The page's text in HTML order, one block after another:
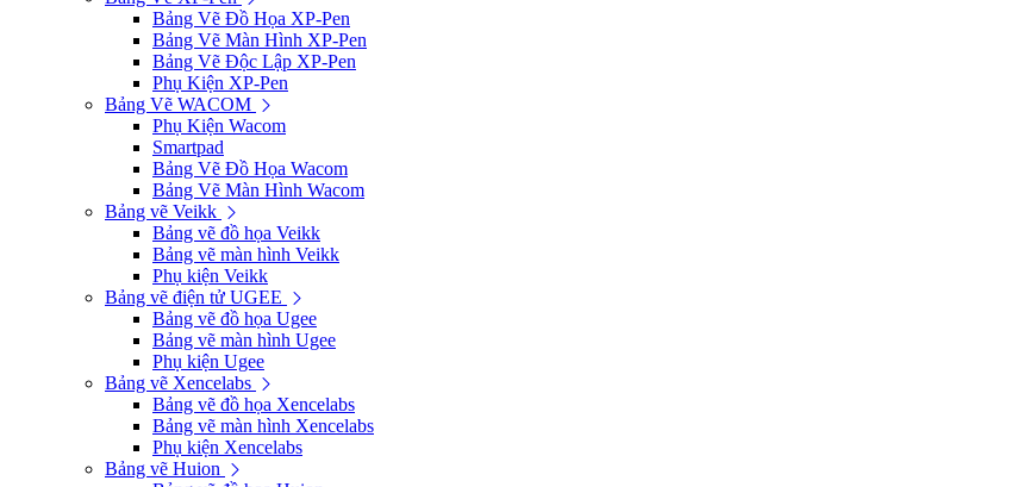
Bảng Vẽ Đồ Họa XP-Pen
Bảng Vẽ Màn Hình XP-Pen
Bảng Vẽ Độc Lập XP-Pen
Phụ Kiện XP-Pen
Bảng Vẽ WACOM
Phụ Kiện Wacom
Smartpad
Bảng Vẽ Đồ Họa Wacom
Bảng Vẽ Màn Hình Wacom
Bảng vẽ Veikk
Bảng vẽ đồ họa Veikk
Bảng vẽ màn hình Veikk
Phụ kiện Veikk
Bảng vẽ điện tử UGEE
Bảng vẽ đồ họa Ugee
Bảng vẽ màn hình Ugee
Phụ kiện Ugee
Bảng vẽ Xencelabs
Bảng vẽ đồ họa Xencelabs
Bảng vẽ màn hình Xencelabs
Phụ kiện Xencelabs
Bảng vẽ Huion